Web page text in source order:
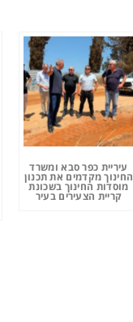
עיריית כפר סבא ומשרד
החינוך מקדמים את תכנון
מוסדות החינוך בשכונת
קריית הצעירים בעיר